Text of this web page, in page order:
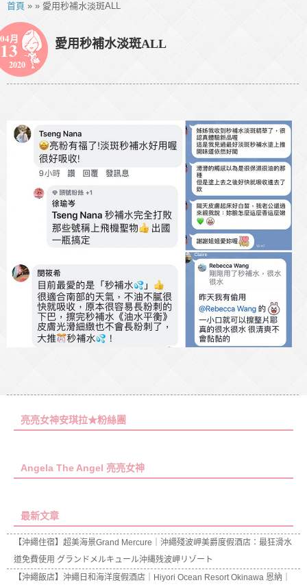
首頁 » » 愛用秒補水淡斑ALL
04月
13
2020
愛用秒補水淡斑ALL
亮亮女神安琪拉★粉絲團
Angela The Angel 亮亮女神
最新文章
【沖繩住宿】超美海景Grand Mercure｜沖繩殘波岬美爵度假酒店：最狂滑水
道免費使用 グランドメルキュール沖縄残波岬リゾート
【沖繩飯店】沖繩日和海洋度假酒店｜Hiyori Ocean Resort Okinawa 恩納｜